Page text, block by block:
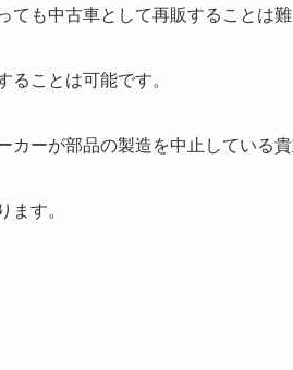
ても中古車として再販することは難
ることは可能です。
カーが部品の製造を中止している
ます。